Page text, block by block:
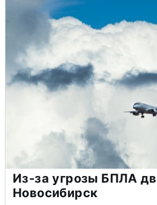
Из-за угрозы БПЛА
Новосибирск